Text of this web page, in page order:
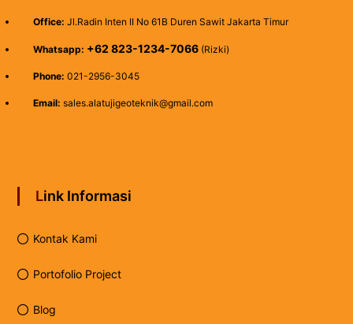
Office: Jl.Radin Inten II No 61B Duren Sawit Jakarta Timur
Whatsapp: +62 823-1234-7066(Rizki)
Phone: 021-2956-3045
Email: sales.alatujigeoteknik@gmail.com
Link Informasi
Kontak Kami
Portofolio Project
Blog